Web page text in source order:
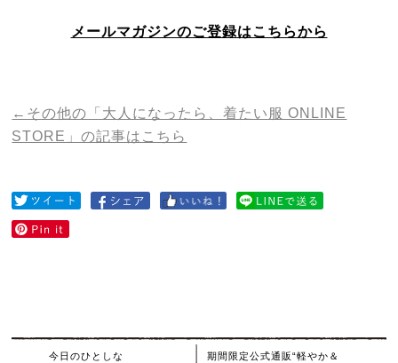
メールマガジンのご登録はこちらから
←その他の「大人になったら、着たい服 ONLINE
STORE」の記事はこちら
今日のひとしな
期間限定公式通販“軽やか＆